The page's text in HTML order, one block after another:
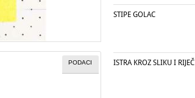
PODACI
STIPE GOLAC
ISTRA KROZ SLIKU I RIJEČ